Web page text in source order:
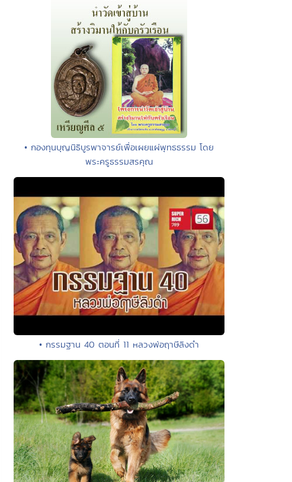
• กองทุนบุญนิธิบูรพาจารย์เพื่อเผยแผ่พุทธธรรม โดย
พระครูธรรมสรคุณ
• กรรมฐาน 40 ตอนที่ 11 หลวงพ่อฤาษีลิงดำ